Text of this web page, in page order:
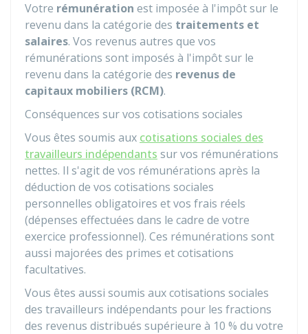
Votre rémunération est imposée à l'impôt sur le
revenu dans la catégorie des traitements et
salaires. Vos revenus autres que vos
rémunérations sont imposés à l'impôt sur le
revenu dans la catégorie des revenus de
capitaux mobiliers (RCM).
Conséquences sur vos cotisations sociales
Vous êtes soumis aux cotisations sociales des
travailleurs indépendants sur vos rémunérations
nettes. Il s'agit de vos rémunérations après la
déduction de vos cotisations sociales
personnelles obligatoires et vos frais réels
(dépenses effectuées dans le cadre de votre
exercice professionnel). Ces rémunérations sont
aussi majorées des primes et cotisations
facultatives.
Vous êtes aussi soumis aux cotisations sociales
des travailleurs indépendants pour les fractions
des revenus distribués supérieure à 10 % du votre